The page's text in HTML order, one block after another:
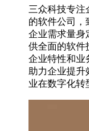
三众科技专注
的软件公司，
企业需求量身
供全面的软件
企业特性和业
助力企业提
业在数字化转